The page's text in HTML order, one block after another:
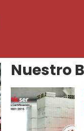
Nuestro